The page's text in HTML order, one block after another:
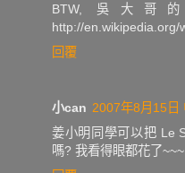
BTW, 吳大哥
http://en.wikipedia.org/
回覆
小can 2007年8月15日
姜小明同學可以把 Le
嗎? 我看得眼都花了